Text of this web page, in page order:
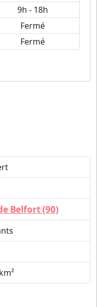
9h - 18h
Fermé
Fermé
Belfort (90)